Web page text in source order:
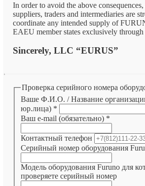
In order to avoid the above
suppliers, traders and intermediaries are
coordinate any intended supply of
EAEU member states exclusively
Sincerely, LLC “EURUS”
Проверка серийного номера
Ваше Ф.И.О. / Название
юр.лица) *
Ваш e-mail (обязательно) *
Контактный телефон
Серийный номер оборудования
Модель оборудования Furuno для
проверяете серийный номер